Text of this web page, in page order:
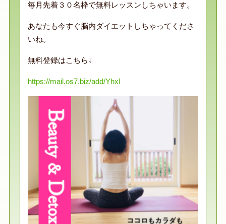
毎月先着３０名枠で無料レッスンしちゃいます。
あなたも今すぐ脳内ダイエットしちゃってくださ
いね。
無料登録はこちら↓
https://mail.os7.biz/add/YhxI